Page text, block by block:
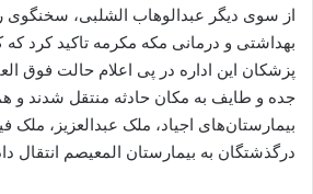
از سوی دیگر عبدالوهاب الشلبی، سخنگوی
بهداشتی و درمانی مکه مکرمه تاکید کرد
پزشکان این اداره در پی اعلام حالت فوق
جده و طایف به مکان حادثه منتقل شدند و
بیمارستان‌های اجیاد، ملک عبدالعزیز، ملک
درگذشتگان به بیمارستان المعیصم انتقال